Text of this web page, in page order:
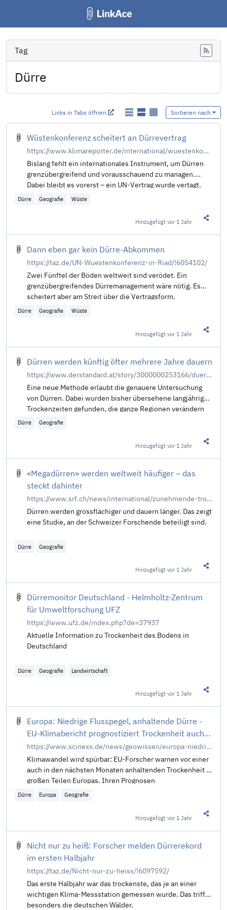
Tag
Dürre
Links in Tabs öffnen Sortieren nach
Wüstenkonferenz scheitert an Dürrevertrag
https://www.klimareporter.de/international/wuestenkonferenz-scheitert-an-duerrevertrag
Bislang fehlt ein internationales Instrument, um Dürren
grenzübergreifend und vorausschauend zu managen.
Dabei bleibt es vorerst – ein UN-Vertrag wurde vertagt.
Dürre Geografie Wüste
Hinzugefügtvor 1 Jahr
Dann eben gar kein Dürre-Abkommen
https://taz.de/UN-Wuestenkonferenz-in-Riad/!6054102/
Zwei Fünftel der Böden weltweit sind verödet. Ein
grenzübergreifendes Dürremanagement wäre nötig. Es
scheitert aber am Streit über die Vertragsform.
Dürre Geografie Wüste
Hinzugefügtvor 1 Jahr
Dürren werden künftig öfter mehrere Jahre dauern
https://www.derstandard.at/story/3000000253166/duerren-werden-kuenftig-oefter-mehrere-jahre-dauern
Eine neue Methode erlaubt die genauere Untersuchung
von Dürren. Dabei wurden bisher übersehene langjährige
Trockenzeiten gefunden, die ganze Regionen verändern
Dürre Geografie
Hinzugefügtvor 1 Jahr
«Megadürren» werden weltweit häufiger – das
steckt dahinter
https://www.srf.ch/news/international/zunehmende-trockenheit-megaduerren-werden-weltweit-haeufiger-das-steckt-dahinter
Dürren werden grossflächiger und dauern länger. Das zeigt
eine Studie, an der Schweizer Forschende beteiligt sind.
Dürre Geografie
Hinzugefügtvor 1 Jahr
Dürremonitor Deutschland - Helmholtz-Zentrum
für Umweltforschung UFZ
https://www.ufz.de/index.php?de=37937
Aktuelle Information zu Trockenheit des Bodens in
Deutschland
Dürre Geografie Landwirtschaft
Hinzugefügtvor 1 Jahr
Europa: Niedrige Flusspegel, anhaltende Dürre -
EU-Klimabericht prognostiziert Trockenheit auch
in den nächsten Monaten
https://www.scinexx.de/news/geowissen/europa-niedrige-flusspegel-anhaltende-duerre/
Klimawandel wird spürbar: EU-Forscher warnen vor einer
auch in den nächsten Monaten anhaltenden Trockenheit in
großen Teilen Europas. Ihren Prognosen
Dürre Europa Geografie
Hinzugefügtvor 1 Jahr
Nicht nur zu heiß: Forscher melden Dürrerekord
im ersten Halbjahr
https://taz.de/Nicht-nur-zu-heiss/!6097592/
Das erste Halbjahr war das trockenste, das je an einer
wichtigen Klima-Messstation gemessen wurde. Das trifft
besonders die deutschen Wälder.